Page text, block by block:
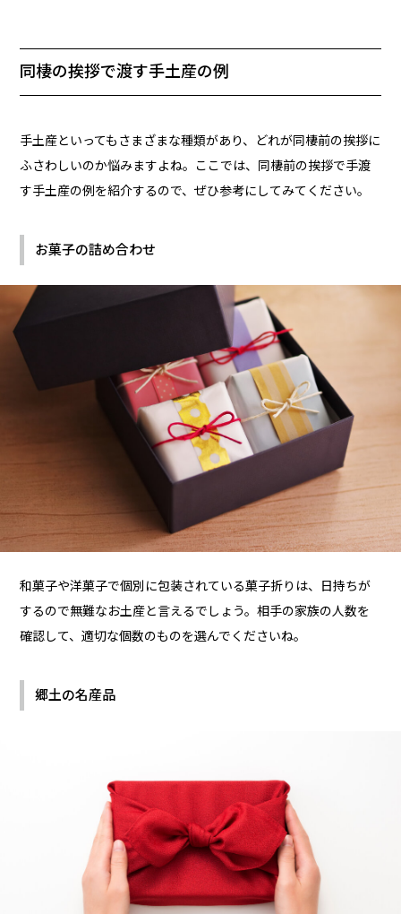
同棲の挨拶で渡す手土産の例
手土産といってもさまざまな種類があり、どれが同棲前の挨拶に
ふさわしいのか悩みますよね。ここでは、同棲前の挨拶で手渡
す手土産の例を紹介するので、ぜひ参考にしてみてください。
お菓子の詰め合わせ
和菓子や洋菓子で個別に包装されている菓子折りは、日持ちが
するので無難なお土産と言えるでしょう。相手の家族の人数を
確認して、適切な個数のものを選んでくださいね。
郷土の名産品